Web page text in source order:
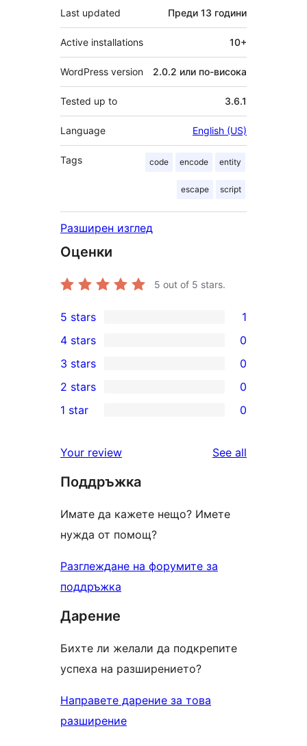
Last updated Преди 13 години
Active installations 10+
WordPress version 2.0.2 или по-висока
Tested up to 3.6.1
Language English (US)
Tags code encode entity
escape script
Разширен изглед
Оценки
5 out of 5 stars.
1
5-
star
review
5 stars 1
4-
star
reviews
4 stars 0
0
3-
star
3 stars 0
2-
reviews
2 stars 0
star
reviews
1 star 0
Your review See all
Поддръжка
Имате да кажете нещо? Имете
нужда от помощ?
Разглеждане на форумите за
поддръжка
Дарение
Бихте ли желали да подкрепите
успеха на разширението?
Направете дарение за това
разширение